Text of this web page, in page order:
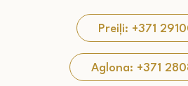
Preiļi: +371
Aglona: +371